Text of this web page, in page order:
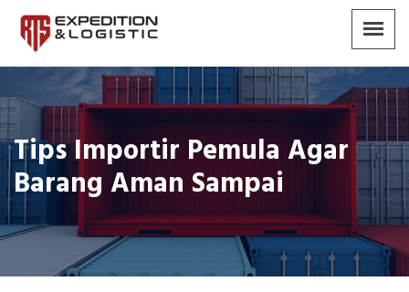
Tips Importir Pemula Agar
Barang Aman Sampai